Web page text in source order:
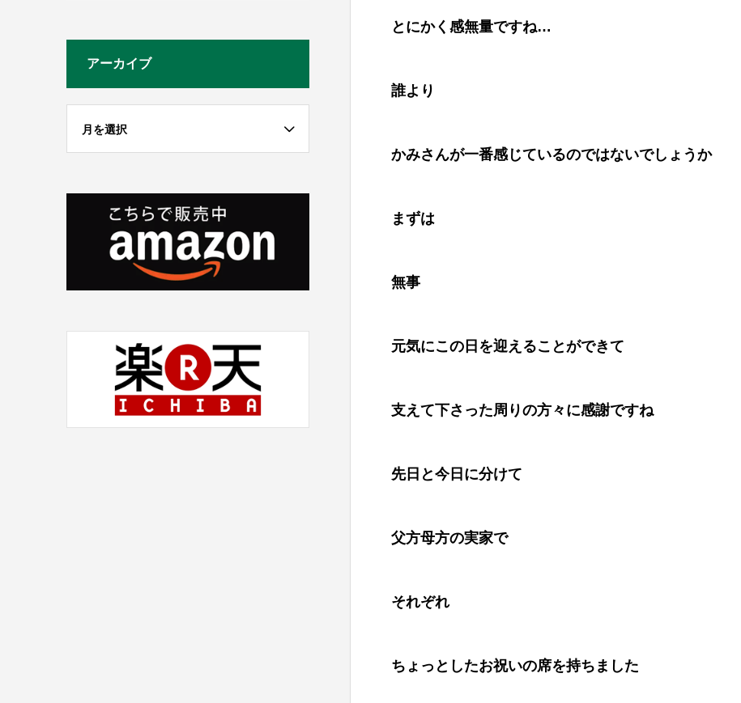
とにかく感無量ですね…
誰より
かみさんが一番感じているのではないでしょうか
まずは
無事
元気にこの日を迎えることができて
支えて下さった周りの方々に感謝ですね
先日と今日に分けて
父方母方の実家で
それぞれ
ちょっとしたお祝いの席を持ちました
アーカイブ
月を選択